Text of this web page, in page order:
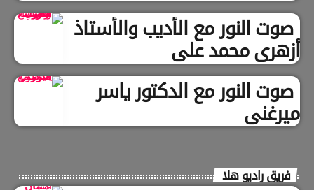
صوت النور مع الأديب والأستاذ
أزهري محمد علي
صوت النور مع الدكتور ياسر
ميرغني
فريق راديو هلا